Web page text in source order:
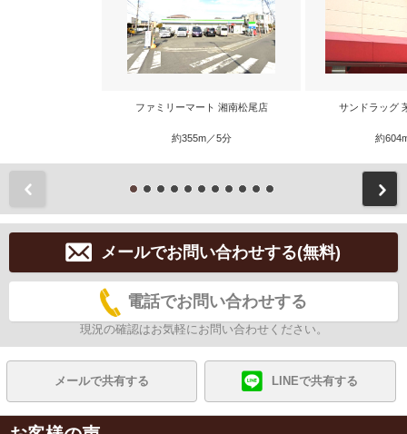
ファミリーマート 湘南松尾店
約355m／5分
サンドラッグ
約
メールでお問い合わせする(無料)
電話でお問い合わせする
現況の確認はお気軽にお問い合わせください。
メールで共有する LINEで共有する